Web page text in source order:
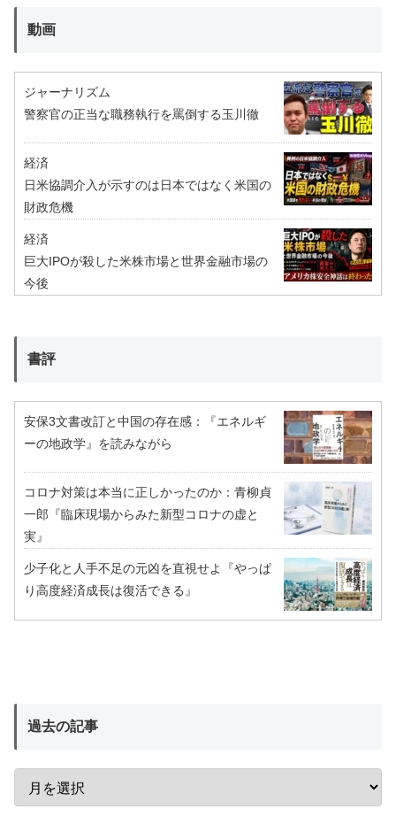
動画
ジャーナリズム
警察官の正当な職務執行を罵倒する玉川徹
経済
日米協調介入が示すのは日本ではなく米国の
財政危機
経済
巨大IPOが殺した米株市場と世界金融市場の
今後
書評
安保3文書改訂と中国の存在感：『エネルギ
ーの地政学』を読みながら
コロナ対策は本当に正しかったのか：青柳貞
一郎『臨床現場からみた新型コロナの虚と
実』
少子化と人手不足の元凶を直視せよ『やっぱ
り高度経済成長は復活できる』
過去の記事